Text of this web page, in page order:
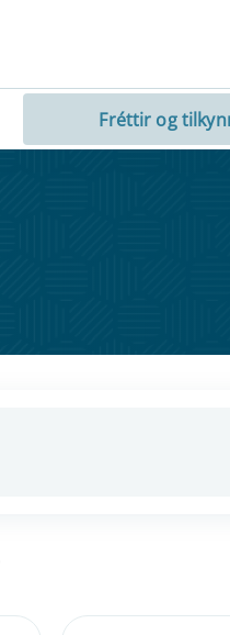
Fréttir og